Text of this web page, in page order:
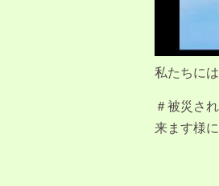
私たちに
＃被災さ
来ます様